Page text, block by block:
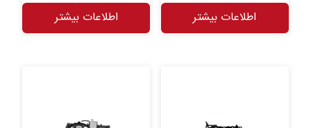
اطلاعات بیشتر اطلاعات بیشتر